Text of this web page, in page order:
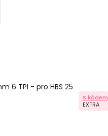
6 TPI - pro HBS 25
S kódem
EXTRA